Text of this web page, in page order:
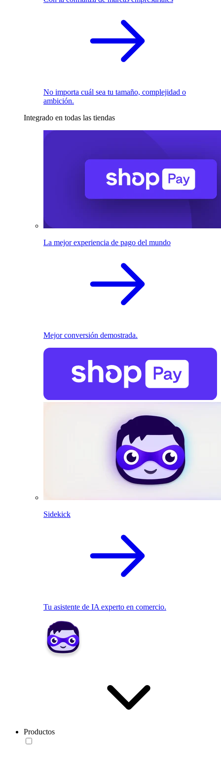
No importa cuál sea tu tamaño, complejidad o
ambición.
Integrado en todas las tiendas
La mejor experiencia de pago del mundo
Mejor conversión demostrada.
Sidekick
Tu asistente de IA experto en comercio.
Productos